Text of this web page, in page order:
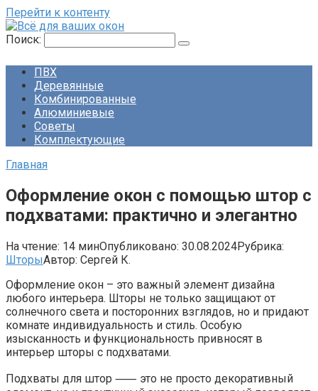
Перейти к контенту
Поиск:
ПВХ
Деревянные
Комбинированные
Алюминиевые
Советы
Комплектующие
Главная
Оформление окон с помощью штор с
подхватами: практично и элегантно
На чтение: 14 минОпубликовано: 30.08.2024Рубрика:
ШторыАвтор: Сергей К.
Оформление окон – это важный элемент дизайна
любого интерьера. Шторы не только защищают от
солнечного света и посторонних взглядов, но и придают
комнате индивидуальность и стиль. Особую
изысканность и функциональность привносят в
интерьер шторы с подхватами.
Подхваты для штор ⸺ это не просто декоративный